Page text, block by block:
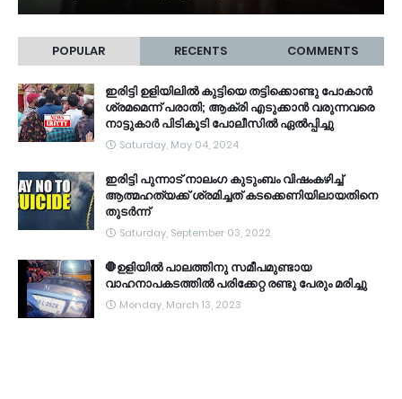
POPULAR RECENTS COMMENTS
ഇരിട്ടി ഉളിയിലിൽ കുട്ടിയെ തട്ടിക്കൊണ്ടു പോകാൻ
ശ്രമമെന്ന് പരാതി; ആക്രി എടുക്കാൻ വരുന്നവരെ
നാട്ടുകാർ പിടികൂടി പോലീസിൽ ഏൽപ്പിച്ചു
Saturday, May 04, 2024
ഇരിട്ടി പുന്നാട് നാലംഗ കുടുംബം വിഷംകഴിച്ച്‌
ആത്മഹത്യക്ക് ശ്രമിച്ചത് കടക്കെണിയിലായതിനെ
തുടർന്ന്
Saturday, September 03, 2022
🛑ഉളിയിൽ പാലത്തിനു സമീപമുണ്ടായ
വാഹനാപകടത്തിൽ പരിക്കേറ്റ രണ്ടു പേരും മരിച്ചു
Monday, March 13, 2023